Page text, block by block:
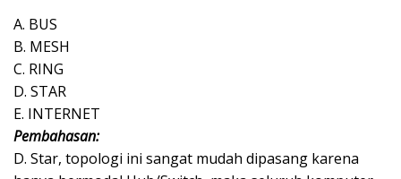
A. BUS
B. MESH
C. RING
D. STAR
E. INTERNET
Pembahasan:
D. Star, topologi ini sangat mudah dipasang karena